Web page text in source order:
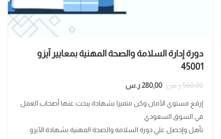
دورة إدارة السلامة والصحة المهنية بمعايير آيزو
45001
560,00ر.س 280,00ر.س
إرفع مستوي الآمان وكن متميزا بشهادة يبحث عنها أصحاب العمل
في السوق السعودي
تأهل وإحصل علي دورة السلامة والصحة المهنية بشهادة الآيزو